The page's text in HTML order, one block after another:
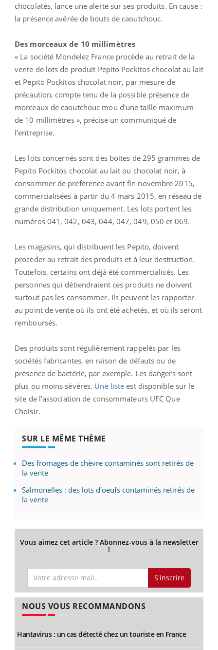
chocolatés, lance une alerte sur ses produits. En cause :
la présence avérée de bouts de caoutchouc.
Des morceaux de 10 millimètres
« La société Mondelez France procède au retrait de la
vente de lots de produit Pepito Pockitos chocolat au lait
et Pepito Pockitos chocolat noir, par mesure de
précaution, compte tenu de la possible présence de
morceaux de caoutchouc mou d'une taille maximum
de 10 millimètres », précise un communiqué de
l’entreprise.
Les lots concernés sont des boites de 295 grammes de
Pepito Pockitos chocolat au lait ou chocolat noir, à
consommer de préférence avant fin novembre 2015,
commercialisées à partir du 4 mars 2015, en réseau de
grande distribution uniquement. Les lots portent les
numéros 041, 042, 043, 044, 047, 049, 050 et 069.
Les magasins, qui distribuent les Pepito, doivent
procéder au retrait des produits et à leur destruction.
Toutefois, certains ont déjà été commercialisés. Les
personnes qui détiendraient ces produits ne doivent
surtout pas les consommer. Ils peuvent les rapporter
au point de vente où ils ont été achetés, et où ils seront
remboursés.
Des produits sont régulièrement rappelés par les
sociétés fabricantes, en raison de défauts ou de
présence de bactérie, par exemple. Les dangers sont
plus ou moins sévères. Une liste est disponible sur le
site de l’association de consommateurs UFC Que
Choisir.
SUR LE MÊME THÈME
Des fromages de chèvre contaminés sont retirés de
la vente
Salmonelles : des lots d'oeufs contaminés retirés de
la vente
Vous aimez cet article ? Abonnez-vous à la newsletter
!
S'inscrire
NOUS VOUS RECOMMANDONS
Hantavirus : un cas détecté chez un touriste en France